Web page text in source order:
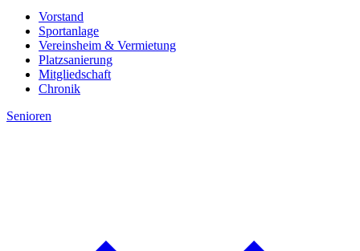
Vorstand
Sportanlage
Vereinsheim & Vermietung
Platzsanierung
Mitgliedschaft
Chronik
Senioren